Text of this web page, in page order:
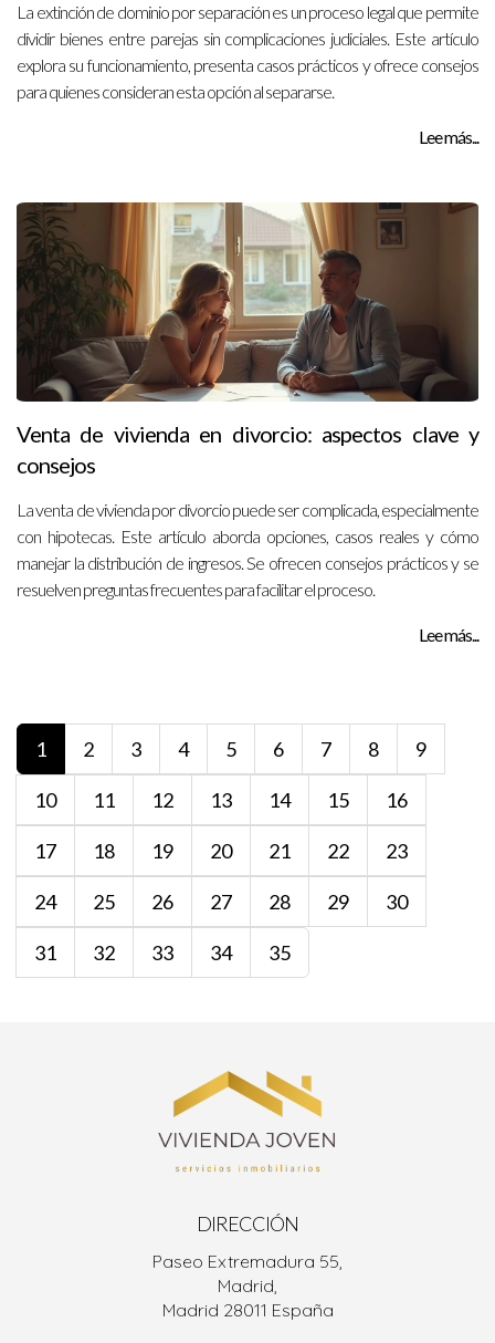
La extinción de dominio por separación es un proceso legal que permite
dividir bienes entre parejas sin complicaciones judiciales. Este artículo
explora su funcionamiento, presenta casos prácticos y ofrece consejos
para quienes consideran esta opción al separarse.
Lee más...
Venta de vivienda en divorcio: aspectos clave y
consejos
La venta de vivienda por divorcio puede ser complicada, especialmente
con hipotecas. Este artículo aborda opciones, casos reales y cómo
manejar la distribución de ingresos. Se ofrecen consejos prácticos y se
resuelven preguntas frecuentes para facilitar el proceso.
Lee más...
1 2 3 4 5 6 7 8 9
10 11 12 13 14 15 16
17 18 19 20 21 22 23
24 25 26 27 28 29 30
31 32 33 34 35
DIRECCIÓN
Paseo Extremadura 55,
Madrid,
Madrid 28011 España